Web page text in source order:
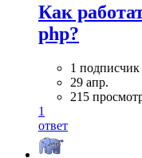
Как
php?
1 подписчик
29 апр.
215
1
ответ